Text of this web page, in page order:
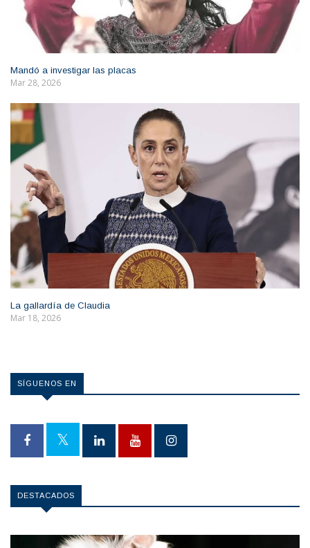
Mandó a investigar las placas
Mar 28, 2026
La gallardía de Claudia
Mar 18, 2026
SÍGUENOS EN
DESTACADOS